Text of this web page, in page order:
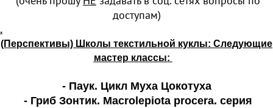
доступам)
.
(Перспективы) Школы текстильной куклы: Следующие
мастер классы:
- Паук. Цикл Муха Цокотуха
- Гриб Зонтик. Macrolepiota procera. серия